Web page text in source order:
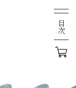
目次